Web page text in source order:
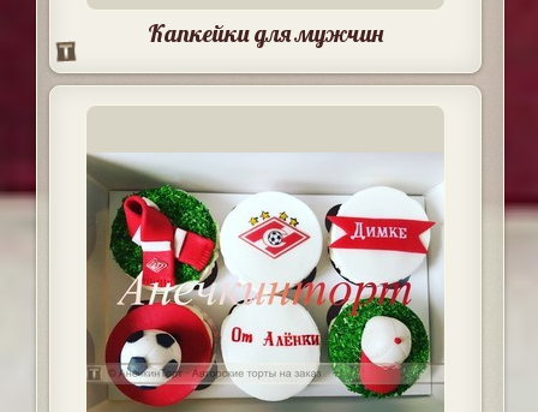
Капкейки для мужчин